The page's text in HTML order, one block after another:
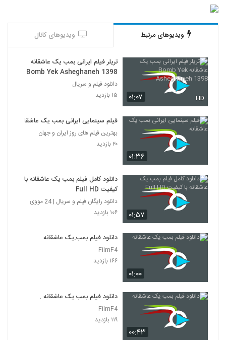
ویدیوهای مرتبط ویدیوهای کانال
۰۱:۰۷ HD
تریلر فیلم ایرانی بمب یک عاشقانه
Bomb Yek Asheghaneh 1398
دانلود فیلم و سریال
۱۵ بازدید
۰۱:۳۶
فیلم سینمایی ایرانی بمب یک عاشقانه
بهترین فیلم های روز ایران و جهان
۲۰ بازدید
۰۱:۵۷
دانلود کامل فیلم بمب یک عاشقانه با
کیفیت Full HD
دانلود رایگان فیلم و سریال | 24 مووی
۱۰۶ بازدید
۰۱:۰۰
دانلود فیلم بمب.یک عاشقانه
FilmF4
۱۶۶ بازدید
۰۰:۴۳
دانلود فیلم بمب یک عاشقانه .
FilmF4
۱۱۹ بازدید